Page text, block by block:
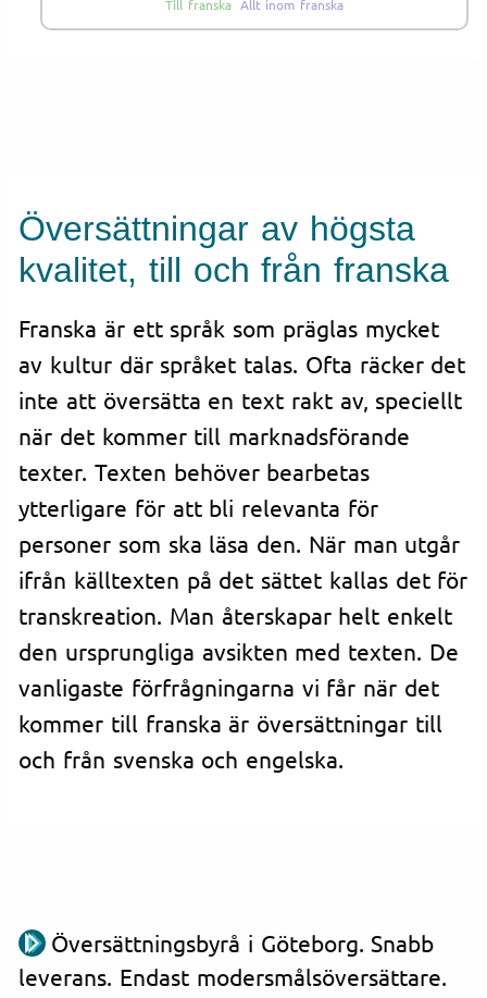
Till franska Allt inom franska
Översättningar av högsta
kvalitet, till och från franska
Franska är ett språk som präglas mycket
av kultur där språket talas. Ofta räcker det
inte att översätta en text rakt av, speciellt
när det kommer till marknadsförande
texter. Texten behöver bearbetas
ytterligare för att bli relevanta för
personer som ska läsa den. När man utgår
ifrån källtexten på det sättet kallas det för
transkreation. Man återskapar helt enkelt
den ursprungliga avsikten med texten. De
vanligaste förfrågningarna vi får när det
kommer till franska är översättningar till
och från svenska och engelska.
Översättningsbyrå i Göteborg. Snabb
leverans. Endast modersmålsöversättare.